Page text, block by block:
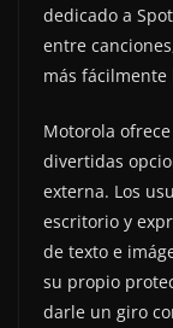
dedicado a
entre
más fácilmente
Motorola
divertidas
externa. Los
escritorio y
de texto e
su propio
darle un giro